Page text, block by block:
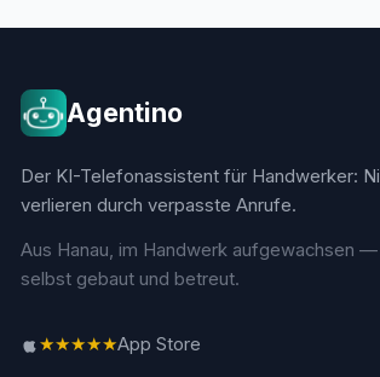
Agentino
Der KI-Telefonassistent für Handwerker:
verlieren durch verpasste Anrufe.
Aus Hanau, im Handwerk aufgewachsen
selbst gebaut und betreut.
★★★★★App Store